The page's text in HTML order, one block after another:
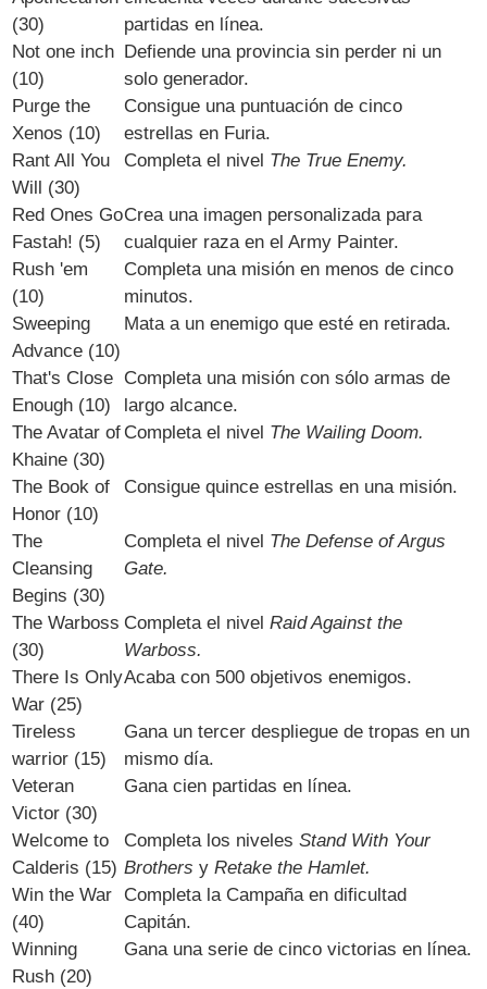
(30)
partidas en línea.
Not one inch
(10)
Defiende una provincia sin perder ni un
solo generador.
Purge the
Xenos (10)
Consigue una puntuación de cinco
estrellas en Furia.
Rant All You
Will (30)
Completa el nivel The True Enemy.
Red Ones Go
Fastah! (5)
Crea una imagen personalizada para
cualquier raza en el Army Painter.
Rush 'em
(10)
Completa una misión en menos de cinco
minutos.
Sweeping
Advance (10)
Mata a un enemigo que esté en retirada.
That's Close
Enough (10)
Completa una misión con sólo armas de
largo alcance.
The Avatar of
Khaine (30)
Completa el nivel The Wailing Doom.
The Book of
Honor (10)
Consigue quince estrellas en una misión.
The
Cleansing
Begins (30)
Completa el nivel The Defense of Argus
Gate.
The Warboss
(30)
Completa el nivelRaid Against the
Warboss.
There Is Only
War (25)
Acaba con 500 objetivos enemigos.
Tireless
warrior (15)
Gana un tercer despliegue de tropas en un
mismo día.
Veteran
Victor (30)
Gana cien partidas en línea.
Welcome to
Calderis (15)
Completa los nivelesStand With Your
Brothersy Retake the Hamlet.
Win the War
(40)
Completa la Campaña en dificultad
Capitán.
Winning
Rush (20)
Gana una serie de cinco victorias en línea.